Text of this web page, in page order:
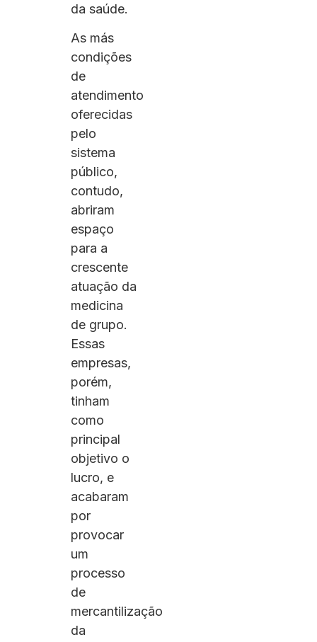
da saúde.
As más
condições
de
atendimento
oferecidas
pelo
sistema
público,
contudo,
abriram
espaço
para a
crescente
atuação da
medicina
de grupo.
Essas
empresas,
porém,
tinham
como
principal
objetivo o
lucro, e
acabaram
por
provocar
um
processo
de
mercantilização
da